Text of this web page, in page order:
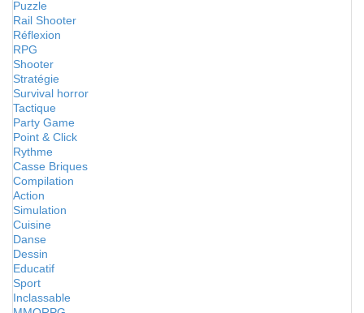
Puzzle
Rail Shooter
Réflexion
RPG
Shooter
Stratégie
Survival horror
Tactique
Party Game
Point & Click
Rythme
Casse Briques
Compilation
Action
Simulation
Cuisine
Danse
Dessin
Educatif
Sport
Inclassable